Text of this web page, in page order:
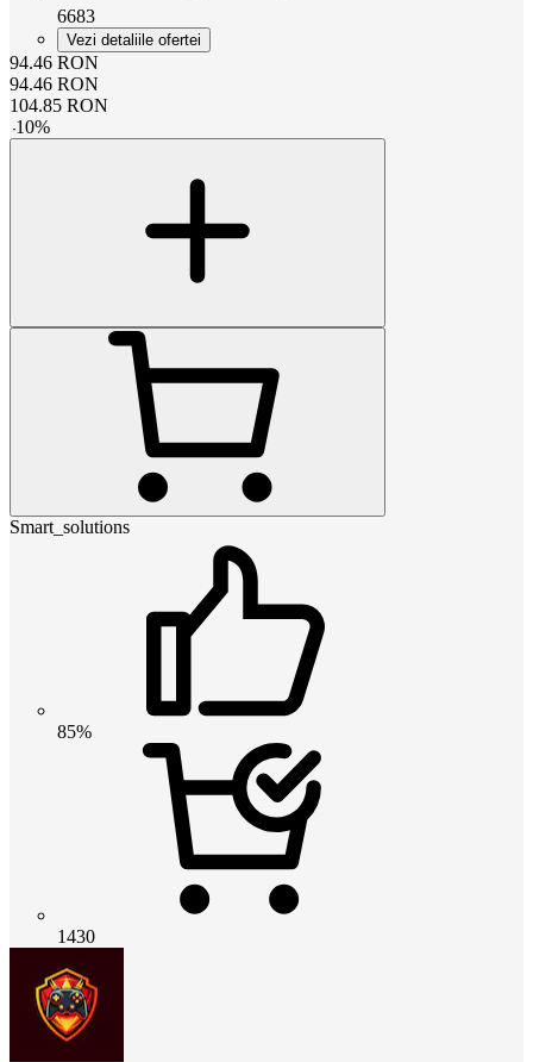
6683
Vezi detaliile ofertei
94.46 RON
94.46 RON
104.85 RON
-10%
Smart_solutions
85%
1430